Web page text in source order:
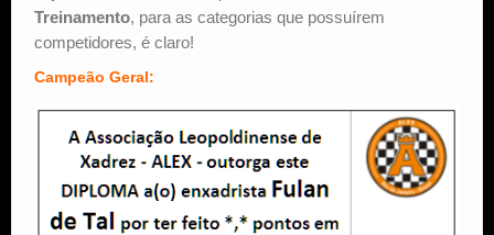
Treinamento, para as categorias que possuírem
competidores, é claro!
Campeão Geral: